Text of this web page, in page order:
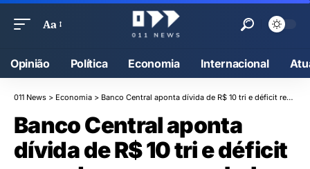
Aa
Opinião Política Economia Internacional
011 News > Economia > Banco Central aponta dívida de R$ 10 tri e déficit recorde no governo Lula
Banco Central aponta
dívida de R$ 10 tri e déficit